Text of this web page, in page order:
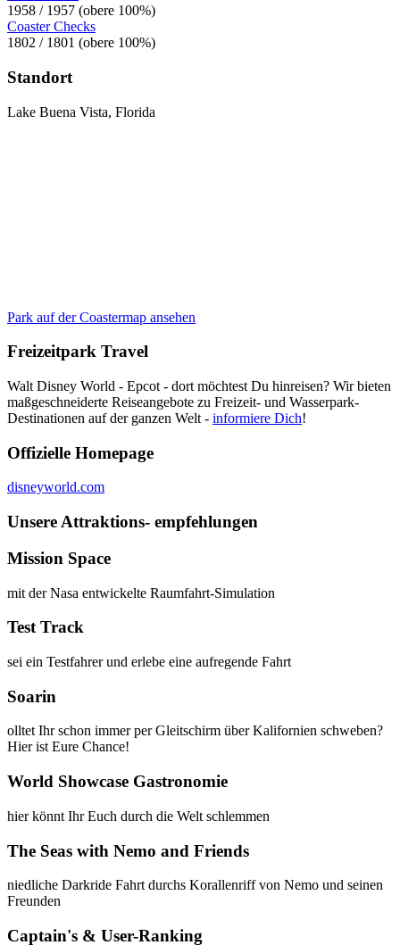
1958 / 1957 (obere 100%)
Coaster Checks
1802 / 1801 (obere 100%)
Standort
Lake Buena Vista, Florida
Park auf der Coastermap ansehen
Freizeitpark Travel
Walt Disney World - Epcot - dort möchtest Du hinreisen? Wir bieten
maßgeschneiderte Reiseangebote zu Freizeit- und Wasserpark-
Destinationen auf der ganzen Welt - informiere Dich!
Offizielle Homepage
disneyworld.com
Unsere Attraktions- empfehlungen
Mission Space
mit der Nasa entwickelte Raumfahrt-Simulation
Test Track
sei ein Testfahrer und erlebe eine aufregende Fahrt
Soarin
olltet Ihr schon immer per Gleitschirm über Kalifornien schweben?
Hier ist Eure Chance!
World Showcase Gastronomie
hier könnt Ihr Euch durch die Welt schlemmen
The Seas with Nemo and Friends
niedliche Darkride Fahrt durchs Korallenriff von Nemo und seinen
Freunden
Captain's & User-Ranking